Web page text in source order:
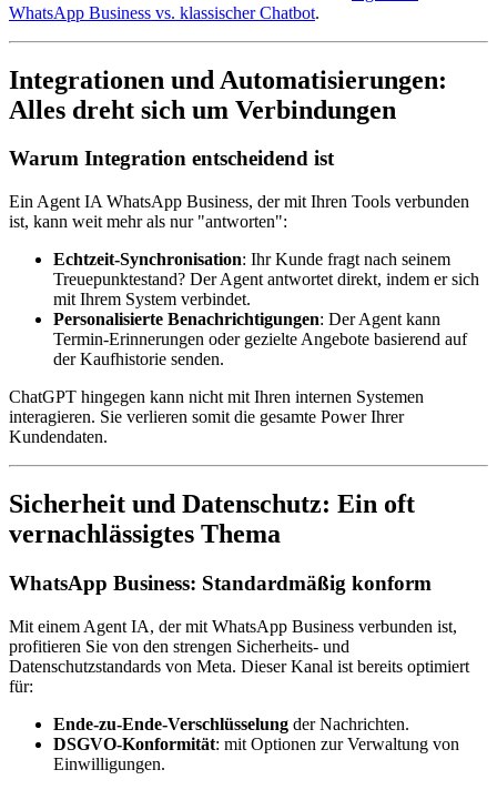
WhatsApp Business vs. klassischer Chatbot.
Integrationen und Automatisierungen:
Alles dreht sich um Verbindungen
Warum Integration entscheidend ist
Ein Agent IA WhatsApp Business, der mit Ihren Tools verbunden
ist, kann weit mehr als nur "antworten":
Echtzeit-Synchronisation: Ihr Kunde fragt nach seinem
Treuepunktestand? Der Agent antwortet direkt, indem er sich
mit Ihrem System verbindet.
Personalisierte Benachrichtigungen: Der Agent kann
Termin-Erinnerungen oder gezielte Angebote basierend auf
der Kaufhistorie senden.
ChatGPT hingegen kann nicht mit Ihren internen Systemen
interagieren. Sie verlieren somit die gesamte Power Ihrer
Kundendaten.
Sicherheit und Datenschutz: Ein oft
vernachlässigtes Thema
WhatsApp Business: Standardmäßig konform
Mit einem Agent IA, der mit WhatsApp Business verbunden ist,
profitieren Sie von den strengen Sicherheits- und
Datenschutzstandards von Meta. Dieser Kanal ist bereits optimiert
für:
Ende-zu-Ende-Verschlüsselung der Nachrichten.
DSGVO-Konformität: mit Optionen zur Verwaltung von
Einwilligungen.